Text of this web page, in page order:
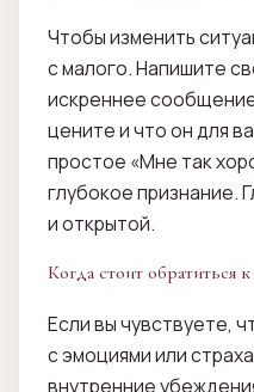
Чтобы изменить
с малого. Напишите
искреннее
цените и что он для
простое «Мне так
глубокое признание.
и открытой.
Когда стоит обратиться
Если вы чувствуете,
с эмоциями или
внутренние